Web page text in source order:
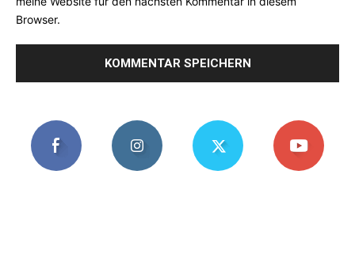
Browser.